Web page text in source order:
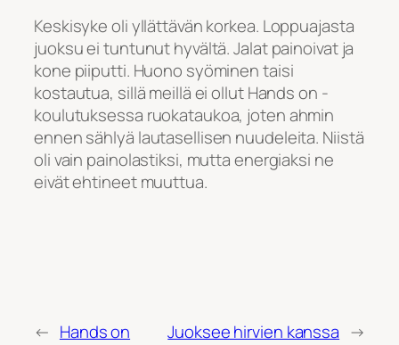
Keskisyke oli yllättävän korkea. Loppuajasta
juoksu ei tuntunut hyvältä. Jalat painoivat ja
kone piiputti. Huono syöminen taisi
kostautua, sillä meillä ei ollut Hands on -
koulutuksessa ruokataukoa, joten ahmin
ennen sählyä lautasellisen nuudeleita. Niistä
oli vain painolastiksi, mutta energiaksi ne
eivät ehtineet muuttua.
← Hands on Juoksee hirvien kanssa →